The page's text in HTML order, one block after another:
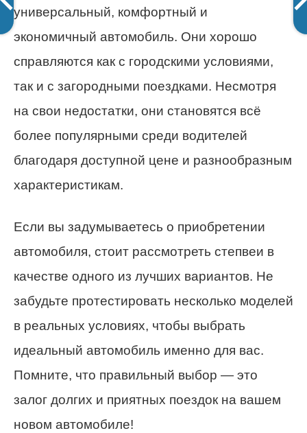
универсальный, комфортный и
экономичный автомобиль. Они хорошо
справляются как с городскими условиями,
так и с загородными поездками. Несмотря
на свои недостатки, они становятся всё
более популярными среди водителей
благодаря доступной цене и разнообразным
характеристикам.
Если вы задумываетесь о приобретении
автомобиля, стоит рассмотреть степвеи в
качестве одного из лучших вариантов. Не
забудьте протестировать несколько моделей
в реальных условиях, чтобы выбрать
идеальный автомобиль именно для вас.
Помните, что правильный выбор — это
залог долгих и приятных поездок на вашем
новом автомобиле!